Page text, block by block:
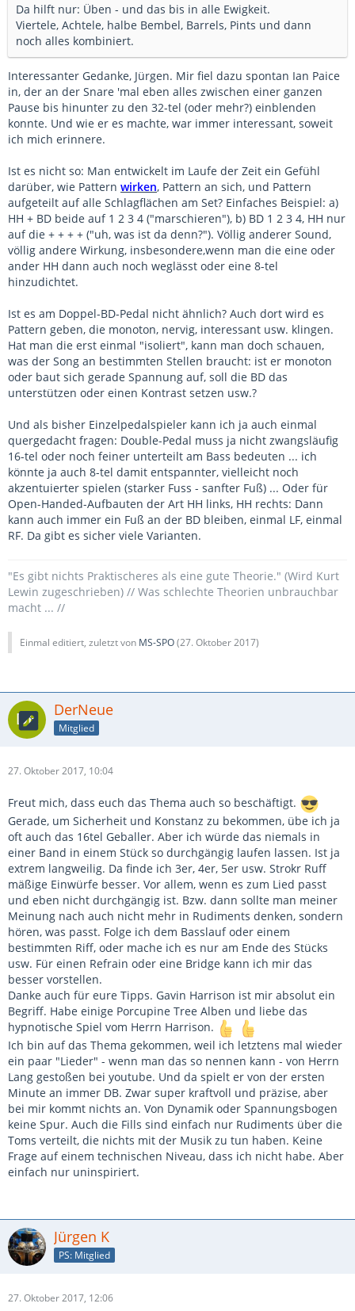
Da hilft nur: Üben - und das bis in alle Ewigkeit.
Viertele, Achtele, halbe Bembel, Barrels, Pints und dann
noch alles kombiniert.
Interessanter Gedanke, Jürgen. Mir fiel dazu spontan Ian Paice
in, der an der Snare 'mal eben alles zwischen einer ganzen
Pause bis hinunter zu den 32-tel (oder mehr?) einblenden
konnte. Und wie er es machte, war immer interessant, soweit
ich mich erinnere.
Ist es nicht so: Man entwickelt im Laufe der Zeit ein Gefühl
darüber, wie Pattern wirken, Pattern an sich, und Pattern
aufgeteilt auf alle Schlagflächen am Set? Einfaches Beispiel: a)
HH + BD beide auf 1 2 3 4 ("marschieren"), b) BD 1 2 3 4, HH nur
auf die + + + + ("uh, was ist da denn?"). Völlig anderer Sound,
völlig andere Wirkung, insbesondere,wenn man die eine oder
ander HH dann auch noch weglässt oder eine 8-tel
hinzudichtet.
Ist es am Doppel-BD-Pedal nicht ähnlich? Auch dort wird es
Pattern geben, die monoton, nervig, interessant usw. klingen.
Hat man die erst einmal "isoliert", kann man doch schauen,
was der Song an bestimmten Stellen braucht: ist er monoton
oder baut sich gerade Spannung auf, soll die BD das
unterstützen oder einen Kontrast setzen usw.?
Und als bisher Einzelpedalspieler kann ich ja auch einmal
quergedacht fragen: Double-Pedal muss ja nicht zwangsläufig
16-tel oder noch feiner unterteilt am Bass bedeuten ... ich
könnte ja auch 8-tel damit entspannter, vielleicht noch
akzentuierter spielen (starker Fuss - sanfter Fuß) ... Oder für
Open-Handed-Aufbauten der Art HH links, HH rechts: Dann
kann auch immer ein Fuß an der BD bleiben, einmal LF, einmal
RF. Da gibt es sicher viele Varianten.
"Es gibt nichts Praktischeres als eine gute Theorie." (Wird Kurt
Lewin zugeschrieben) // Was schlechte Theorien unbrauchbar
macht ... //
Einmal editiert, zuletzt von MS-SPO(27. Oktober 2017)
DerNeue
Mitglied
27. Oktober 2017, 10:04
Freut mich, dass euch das Thema auch so beschäftigt.
Gerade, um Sicherheit und Konstanz zu bekommen, übe ich ja
oft auch das 16tel Geballer. Aber ich würde das niemals in
einer Band in einem Stück so durchgängig laufen lassen. Ist ja
extrem langweilig. Da finde ich 3er, 4er, 5er usw. Strokr Ruff
mäßige Einwürfe besser. Vor allem, wenn es zum Lied passt
und eben nicht durchgängig ist. Bzw. dann sollte man meiner
Meinung nach auch nicht mehr in Rudiments denken, sondern
hören, was passt. Folge ich dem Basslauf oder einem
bestimmten Riff, oder mache ich es nur am Ende des Stücks
usw. Für einen Refrain oder eine Bridge kann ich mir das
besser vorstellen.
Danke auch für eure Tipps. Gavin Harrison ist mir absolut ein
Begriff. Habe einige Porcupine Tree Alben und liebe das
hypnotische Spiel vom Herrn Harrison.
Ich bin auf das Thema gekommen, weil ich letztens mal wieder
ein paar "Lieder" - wenn man das so nennen kann - von Herrn
Lang gestoßen bei youtube. Und da spielt er von der ersten
Minute an immer DB. Zwar super kraftvoll und präzise, aber
bei mir kommt nichts an. Von Dynamik oder Spannungsbogen
keine Spur. Auch die Fills sind einfach nur Rudiments über die
Toms verteilt, die nichts mit der Musik zu tun haben. Keine
Frage auf einem technischen Niveau, dass ich nicht habe. Aber
einfach nur uninspiriert.
Jürgen K
PS: Mitglied
27. Oktober 2017, 12:06